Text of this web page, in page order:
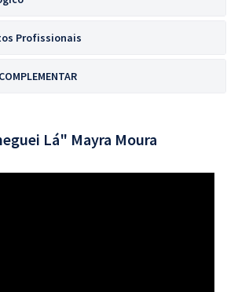
Profissionais
Lá" Mayra Moura